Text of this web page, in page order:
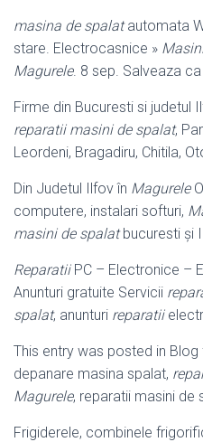
masina de spalatautomata
stare. Electrocasnice »
Magurele. 8 sep. Salveaza
Firme din Bucuresti si judetul
reparatii masini de spalat,
Leordeni, Bragadiru, Chitila,
Din Judetul Ilfov în Magurele
computere, instalari softuri,
masini de spalatbucuresti și
ReparatiiPC – Electronice –
Anunturi gratuite Servicii
spalat, anunturi reparatii
This entry was posted in
depanare masina spalat,
Magurele, reparatii masini de
Frigiderele, combinele